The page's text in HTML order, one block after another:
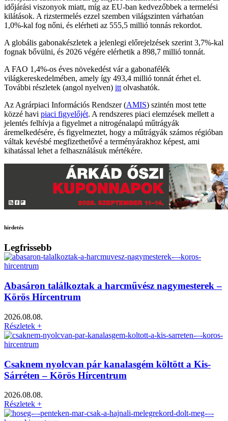
időjárási viszonyok miatt, míg az EU-ban kedvezőbbek a termelési
kilátások. A rizstermelés ezzel szemben világszinten várhatóan
1,0%-kal fog nőni, és elérheti az 555,5 millió tonnás rekordot.
A globális gabonakészletek a jelenlegi előrejelzések szerint 3,7%-kal
fognak bővülni, és 2026 végére elérhetik a 898,7 millió tonnát.
A FAO 1,4%-os éves növekedést vár a gabonafélék
világkereskedelmében, amely így 493,4 millió tonnát érhet el.
További részletek (angol nyelven) ittolvashatók.
Az Agrárpiaci Információs Rendszer (AMIS) szintén most tette
közzé havi piaci figyelőjét. A rendszeres piaci elemzések mellett a
jelentés felhívja a figyelmet a nitrogénalapú műtrágyák
áremelkedésére, és figyelmeztet, hogy a műtrágyák számos régióban
váltak kevésbé megfizethetővé a terményárakhoz képest, ami
kihatással lehet a felhasználásuk mértékére.
hirdetés
Legfrissebb
Abasáron találkoztak a harcművész nagymesterek –
Körös Hírcentrum
2026.08.08.
Részletek +
Csaknem nyolcvan pár kanalasgém költött a Kis-
Sárréten – Körös Hírcentrum
2026.08.08.
Részletek +